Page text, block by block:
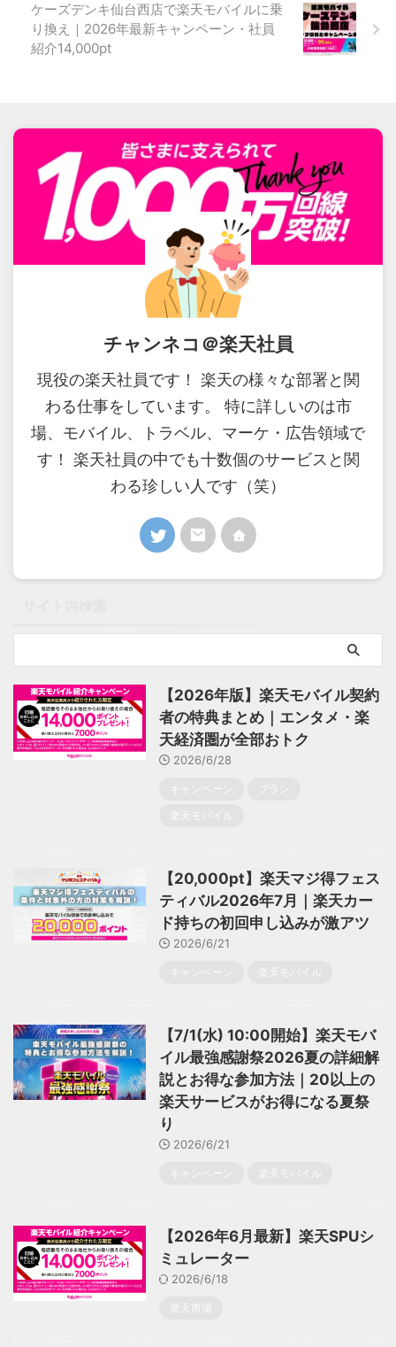
ケーズデンキ仙台西店で楽天モバイルに乗
り換え｜2026年最新キャンペーン・社員
紹介14,000pt
チャンネコ＠楽天社員
現役の楽天社員です！ 楽天の様々な部署と関
わる仕事をしています。 特に詳しいのは市
場、モバイル、トラベル、マーケ・広告領域で
す！ 楽天社員の中でも十数個のサービスと関
わる珍しい人です（笑）
【2026年版】楽天モバイル契約
者の特典まとめ｜エンタメ・楽
天経済圏が全部おトク
2026/6/28
キャンペーン
プラン
楽天モバイル
【20,000pt】楽天マジ得フェス
ティバル2026年7月｜楽天カー
ド持ちの初回申し込みが激アツ
2026/6/21
キャンペーン 楽天モバイル
【7/1(水) 10:00開始】楽天モバ
イル最強感謝祭2026夏の詳細解
説とお得な参加方法｜20以上の
楽天サービスがお得になる夏祭
り
2026/6/21
キャンペーン 楽天モバイル
【2026年6月最新】楽天SPUシ
ミュレーター
2026/6/18
楽天市場